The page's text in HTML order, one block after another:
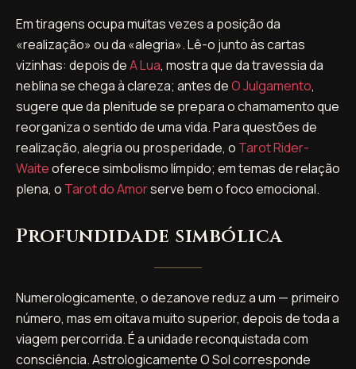
Em tiragens ocupa muitas vezes a posição da
«realização» ou da «alegria». Lê-o junto às cartas
vizinhas: depois deA Lua, mostra que da travessia da
neblina se chega à clareza; antes deO Julgamento,
sugere que da plenitude se prepara o chamamento que
reorganiza o sentido de uma vida. Para questões de
realização, alegria ou prosperidade, o Tarot Rider-
Waiteoferece simbolismo límpido; em temas de relação
plena, o Tarot do Amorserve bem o foco emocional.
Profundidade simbólica
Numerologicamente, o dezanove reduz a um — primeiro
número, mas em oitava muito superior, depois de toda a
viagem percorrida. É a unidade reconquistada com
consciência. Astrologicamente O Sol corresponde